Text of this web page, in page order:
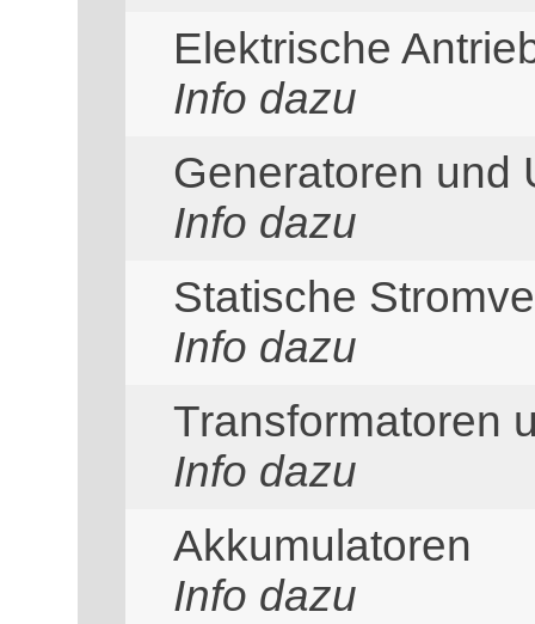
Elektrische
Info dazu
Generatoren und
Info dazu
Statische
Info dazu
Transformatoren
Info dazu
Akkumulatoren
Info dazu